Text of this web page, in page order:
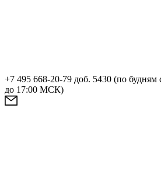
+7 495 668-20-79 доб. 5430 (по будням
до 17:00 МСК)